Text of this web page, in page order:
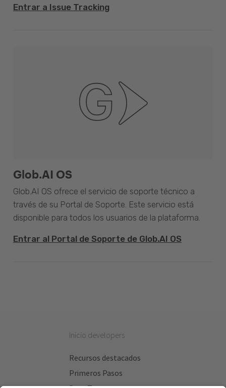
Entrar a Issue Tracking
Glob.AI OS
Glob.AI OS ofrece el servicio de soporte técnico a
través de su Portal de Soporte. Este servicio está
disponible para todos los usuarios de la plataforma.
Entrar al Portal de Soporte de Glob.AI OS
Inicio developers
Recursos destacados
Primeros Pasos